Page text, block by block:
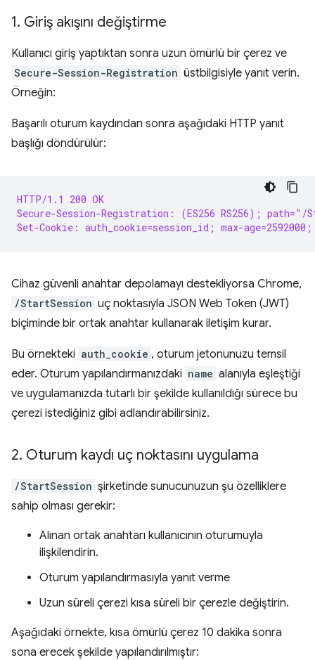
1. Giriş akışını değiştirme
Kullanıcı giriş yaptıktan sonra uzun ömürlü bir çerez ve
Secure-Session-Registration üstbilgisiyle yanıt verin.
Örneğin:
Başarılı oturum kaydından sonra aşağıdaki HTTP yanıt
başlığı döndürülür:
HTTP/1.1 200 OK
Secure-Session-Registration: (ES256 RS256); path="/
Set-Cookie: auth_cookie=session_id; max-
Cihaz güvenli anahtar depolamayı destekliyorsa Chrome,
/StartSession uç noktasıyla JSON Web Token (JWT)
biçiminde bir ortak anahtar kullanarak iletişim kurar.
Bu örnekteki auth_cookie , oturum jetonunuzu temsil
eder. Oturum yapılandırmanızdaki name alanıyla eşleştiği
ve uygulamanızda tutarlı bir şekilde kullanıldığı sürece bu
çerezi istediğiniz gibi adlandırabilirsiniz.
2. Oturum kaydı uç noktasını uygulama
/StartSession şirketinde sunucunuzun şu özelliklere
sahip olması gerekir:
Alınan ortak anahtarı kullanıcının oturumuyla
ilişkilendirin.
Oturum yapılandırmasıyla yanıt verme
Uzun süreli çerezi kısa süreli bir çerezle değiştirin.
Aşağıdaki örnekte, kısa ömürlü çerez 10 dakika sonra
sona erecek şekilde yapılandırılmıştır: